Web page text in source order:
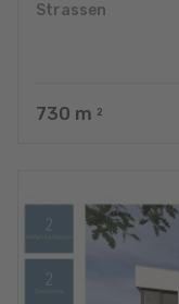
Strassen
730 m 2